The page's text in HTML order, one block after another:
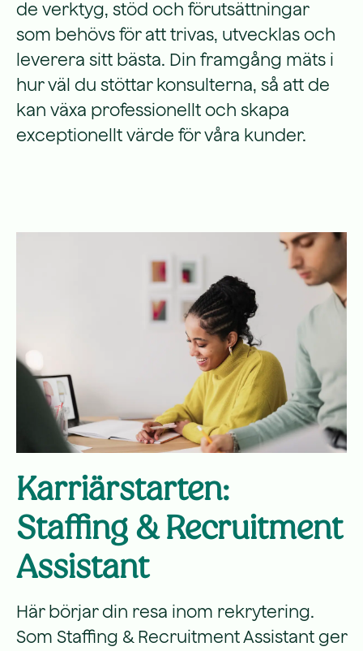
de verktyg, stöd och förutsättningar
som behövs för att trivas, utvecklas och
leverera sitt bästa. Din framgång mäts i
hur väl du stöttar konsulterna, så att de
kan växa professionellt och skapa
exceptionellt värde för våra kunder.
Karriärstarten:
Staffing & Recruitment
Assistant
Här börjar din resa inom rekrytering.
Som Staffing & Recruitment Assistant ger